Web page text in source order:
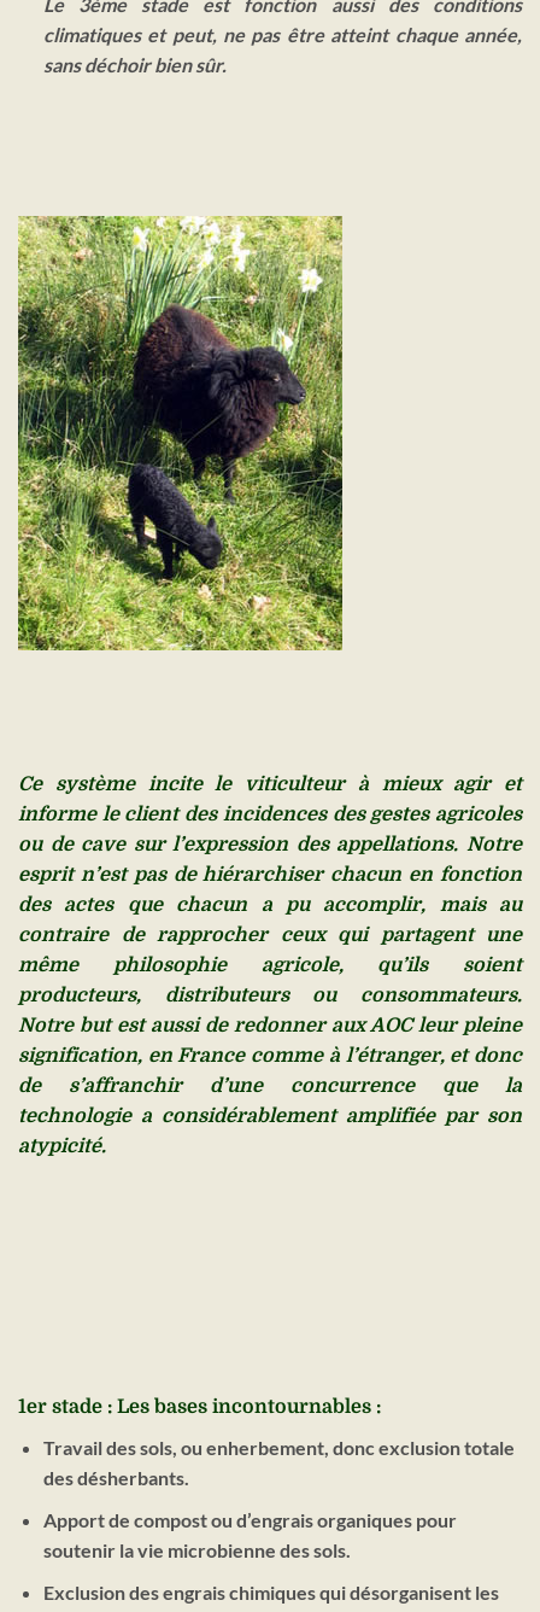
climatiques et peut, ne pas être atteint chaque année,
sans déchoir bien sûr.
Ce système incite le viticulteur à mieux agir et
informe le client des incidences des gestes agricoles
ou de cave sur l’expression des appellations. Notre
esprit n’est pas de hiérarchiser chacun en fonction
des actes que chacun a pu accomplir, mais au
contraire de rapprocher ceux qui partagent une
même philosophie agricole, qu’ils soient
producteurs, distributeurs ou consommateurs.
Notre but est aussi de redonner aux AOC leur pleine
signification, en France comme à l’étranger, et donc
de s’affranchir d’une concurrence que la
technologie a considérablement amplifiée par son
atypicité.
1er stade : Les bases incontournables :
Travail des sols, ou enherbement, donc exclusion totale
des désherbants.
Apport de compost ou d’engrais organiques pour
soutenir la vie microbienne des sols.
Exclusion des engrais chimiques qui désorganisent les